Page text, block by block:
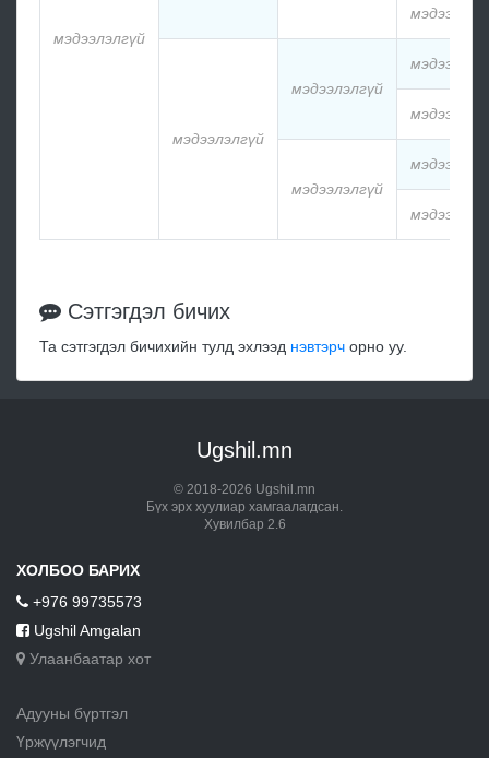
мэдээлэлгүй
мэдээлэлгүй
мэдээлэлгүй
мэдээлэлгүй
Сэтгэгдэл бичих
Та сэтгэгдэл бичихийн тулд эхлээд нэвтэрч орно уу.
Ugshil.mn
© 2018-2026 Ugshil.mn
Бүх эрх хуулиар хамгаалагдсан.
Хувилбар 2.6
ХОЛБОО БАРИХ
+976 99735573
Ugshil Amgalan
Улаанбаатар хот
Адууны бүртгэл
Үржүүлэгчид